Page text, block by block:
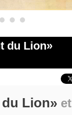
du Lion
Lion et